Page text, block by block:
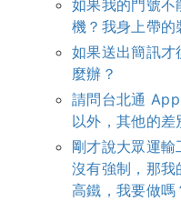
如果我的門號
機？我身上帶的
如果送出簡訊才
麼辦？
請問台北通
以外，其他的差
剛才說大眾運輸
沒有強制，那我
高鐵，我要做嗎